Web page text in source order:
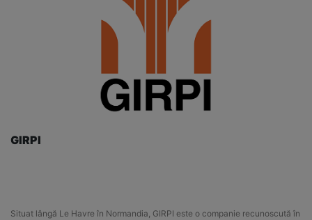
GIRPI
Situat lângă Le Havre în Normandia, GIRPI este o companie recunoscută în